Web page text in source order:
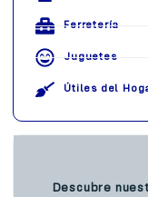
Ferretería
Juguetes
Útiles del
Descubre